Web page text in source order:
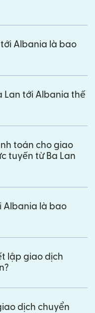
Albania là bao
Lan tới Albania thế
toán cho giao
tuyến từ Ba Lan
Albania là bao
lập giao dịch
dịch chuyển